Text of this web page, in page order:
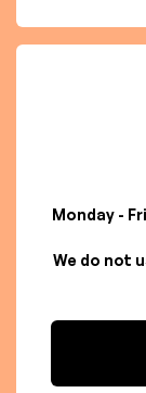
Monday -
We do not